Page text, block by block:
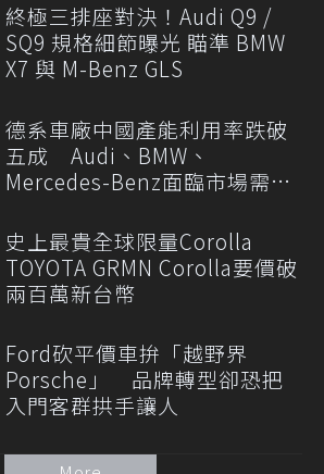
終極三排座對決！Audi Q9 /
SQ9 規格細節曝光 瞄準 BMW
X7 與 M-Benz GLS
德系車廠中國產能利用率跌破
五成 Audi、BMW、
Mercedes-Benz面臨市場需求
史上最貴全球限量Corolla
TOYOTA GRMN Corolla要價破
兩百萬新台幣
Ford砍平價車拚「越野界
Porsche」 品牌轉型卻恐把
入門客群拱手讓人